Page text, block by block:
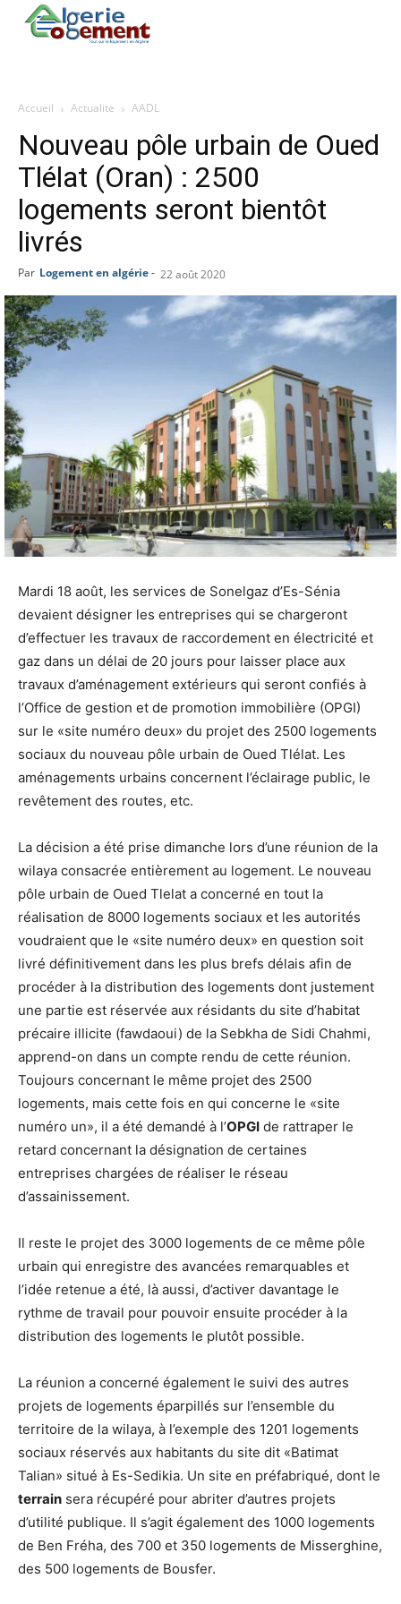
Accueil Actualite AADL
Nouveau pôle urbain de Oued
Tlélat (Oran) : 2500
logements seront bientôt
livrés
Par Logement en algérie- 22 août 2020
Mardi 18 août, les services de Sonelgaz d’Es-Sénia
devaient désigner les entreprises qui se chargeront
d’effectuer les travaux de raccordement en électricité et
gaz dans un délai de 20 jours pour laisser place aux
travaux d’aménagement extérieurs qui seront confiés à
l’Office de gestion et de promotion immobilière (OPGI)
sur le «site numéro deux» du projet des 2500 logements
sociaux du nouveau pôle urbain de Oued Tlélat. Les
aménagements urbains concernent l’éclairage public, le
revêtement des routes, etc.
La décision a été prise dimanche lors d’une réunion de la
wilaya consacrée entièrement au logement. Le nouveau
pôle urbain de Oued Tlelat a concerné en tout la
réalisation de 8000 logements sociaux et les autorités
voudraient que le «site numéro deux» en question soit
livré définitivement dans les plus brefs délais afin de
procéder à la distribution des logements dont justement
une partie est réservée aux résidants du site d’habitat
précaire illicite (fawdaoui) de la Sebkha de Sidi Chahmi,
apprend-on dans un compte rendu de cette réunion.
Toujours concernant le même projet des 2500
logements, mais cette fois en qui concerne le «site
numéro un», il a été demandé à l’OPGI de rattraper le
retard concernant la désignation de certaines
entreprises chargées de réaliser le réseau
d’assainissement.
Il reste le projet des 3000 logements de ce même pôle
urbain qui enregistre des avancées remarquables et
l’idée retenue a été, là aussi, d’activer davantage le
rythme de travail pour pouvoir ensuite procéder à la
distribution des logements le plutôt possible.
La réunion a concerné également le suivi des autres
projets de logements éparpillés sur l’ensemble du
territoire de la wilaya, à l’exemple des 1201 logements
sociaux réservés aux habitants du site dit «Batimat
Talian» situé à Es-Sedikia. Un site en préfabriqué, dont le
terrain sera récupéré pour abriter d’autres projets
d’utilité publique. Il s’agit également des 1000 logements
de Ben Fréha, des 700 et 350 logements de Misserghine,
des 500 logements de Bousfer.